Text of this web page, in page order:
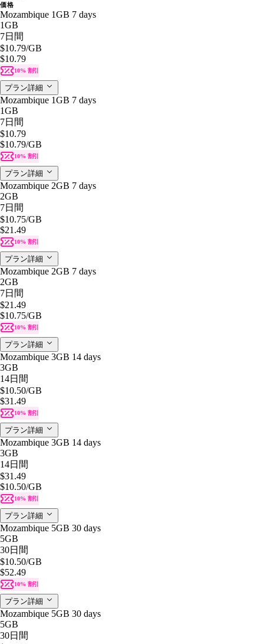
価格
Mozambique 1GB 7 days
1GB
7日間
$10.79/GB
$10.79
10% 割引
プラン詳細
Mozambique 1GB 7 days
1GB
7日間
$10.79
$10.79/GB
10% 割引
プラン詳細
Mozambique 2GB 7 days
2GB
7日間
$10.75/GB
$21.49
10% 割引
プラン詳細
Mozambique 2GB 7 days
2GB
7日間
$21.49
$10.75/GB
10% 割引
プラン詳細
Mozambique 3GB 14 days
3GB
14日間
$10.50/GB
$31.49
10% 割引
プラン詳細
Mozambique 3GB 14 days
3GB
14日間
$31.49
$10.50/GB
10% 割引
プラン詳細
Mozambique 5GB 30 days
5GB
30日間
$10.50/GB
$52.49
10% 割引
プラン詳細
Mozambique 5GB 30 days
5GB
30日間